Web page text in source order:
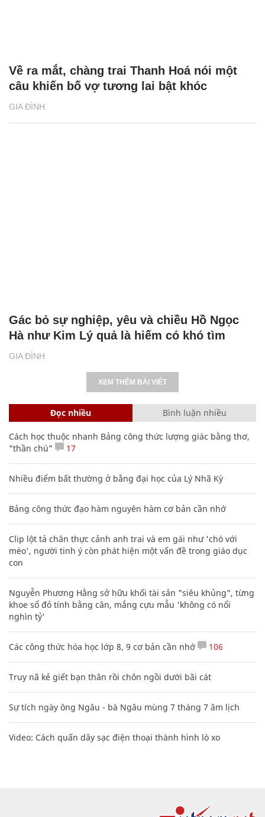
GIA ĐÌNH
Về ra mắt, chàng trai Thanh Hoá nói một
câu khiến bố vợ tương lai bật khóc
GIA ĐÌNH
Gác bỏ sự nghiệp, yêu và chiều Hồ Ngọc
Hà như Kim Lý quả là hiếm có khó tìm
XEM THÊM BÀI VIẾT
Đọc nhiều Bình luận nhiều
Cách học thuộc nhanh Bảng công thức lượng giác bằng thơ,
"thần chú"
17
Nhiều điểm bất thường ở bằng đại học của Lý Nhã Kỳ
Bảng công thức đạo hàm nguyên hàm cơ bản cần nhớ
Clip lột tả chân thực cảnh anh trai và em gái như 'chó với
mèo', người tinh ý còn phát hiện một vấn đề trong giáo dục
con
Nguyễn Phương Hằng sở hữu khối tài sản "siêu khủng", từng
khoe sổ đỏ tính bằng cân, mắng cựu mẫu 'không có nổi
nghìn tỷ'
Các công thức hóa học lớp 8, 9 cơ bản cần nhớ 106
Truy nã kẻ giết bạn thân rồi chôn ngồi dưới bãi cát
Sự tích ngày ông Ngâu - bà Ngâu mùng 7 tháng 7 âm lịch
Video: Cách quấn dây sạc điện thoại thành hình lò xo